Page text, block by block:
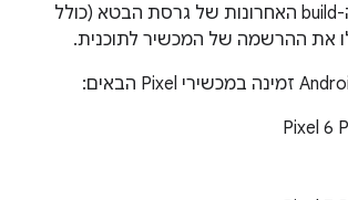
(OTA) לגרסאות ה-build האחרונות של גרסת הבטא (כולל